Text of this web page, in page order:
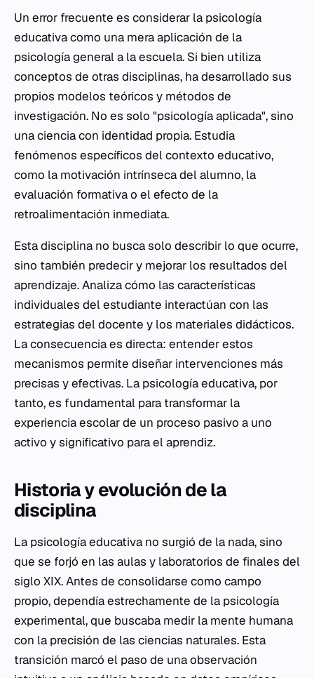
Un error frecuente es considerar la psicología
educativa como una mera aplicación de la
psicología general a la escuela. Si bien utiliza
conceptos de otras disciplinas, ha desarrollado sus
propios modelos teóricos y métodos de
investigación. No es solo "psicología aplicada", sino
una ciencia con identidad propia. Estudia
fenómenos específicos del contexto educativo,
como la motivación intrínseca del alumno, la
evaluación formativa o el efecto de la
retroalimentación inmediata.
Esta disciplina no busca solo describir lo que ocurre,
sino también predecir y mejorar los resultados del
aprendizaje. Analiza cómo las características
individuales del estudiante interactúan con las
estrategias del docente y los materiales didácticos.
La consecuencia es directa: entender estos
mecanismos permite diseñar intervenciones más
precisas y efectivas. La psicología educativa, por
tanto, es fundamental para transformar la
experiencia escolar de un proceso pasivo a uno
activo y significativo para el aprendiz.
Historia y evolución de la
disciplina
La psicología educativa no surgió de la nada, sino
que se forjó en las aulas y laboratorios de finales del
siglo XIX. Antes de consolidarse como campo
propio, dependía estrechamente de la psicología
experimental, que buscaba medir la mente humana
con la precisión de las ciencias naturales. Esta
transición marcó el paso de una observación